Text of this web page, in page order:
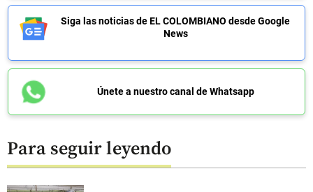
Siga las noticias de EL COLOMBIANO desde Google
News
Únete a nuestro canal de Whatsapp
Para seguir leyendo